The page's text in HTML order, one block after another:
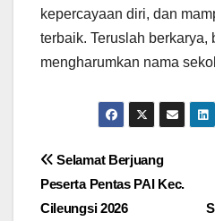
kepercayaan diri, dan
terbaik. Teruslah berkarya,
mengharumkan nama
Navigasi
pos
Selamat Berjuang
Peserta Pentas PAI Kec.
Cileungsi 2026